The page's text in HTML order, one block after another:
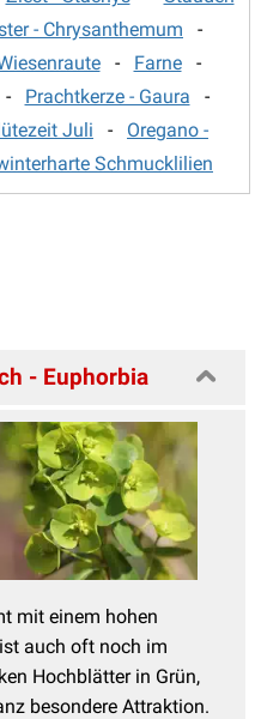
(3)
(17)
(8)
(13)
(2)
(11)
- Caltha(3)
(38)
(19)
- Dicentra(4)
(2)
(6)
(9)
- Chrysanthemum -
- Farne-
- Prachtkerze - Gaura -
Juli - Oregano -
Schmucklilien
- Euphorbia
mit einem hohen
auch oft noch im
Hochblätter in Grün,
besondere Attraktion.